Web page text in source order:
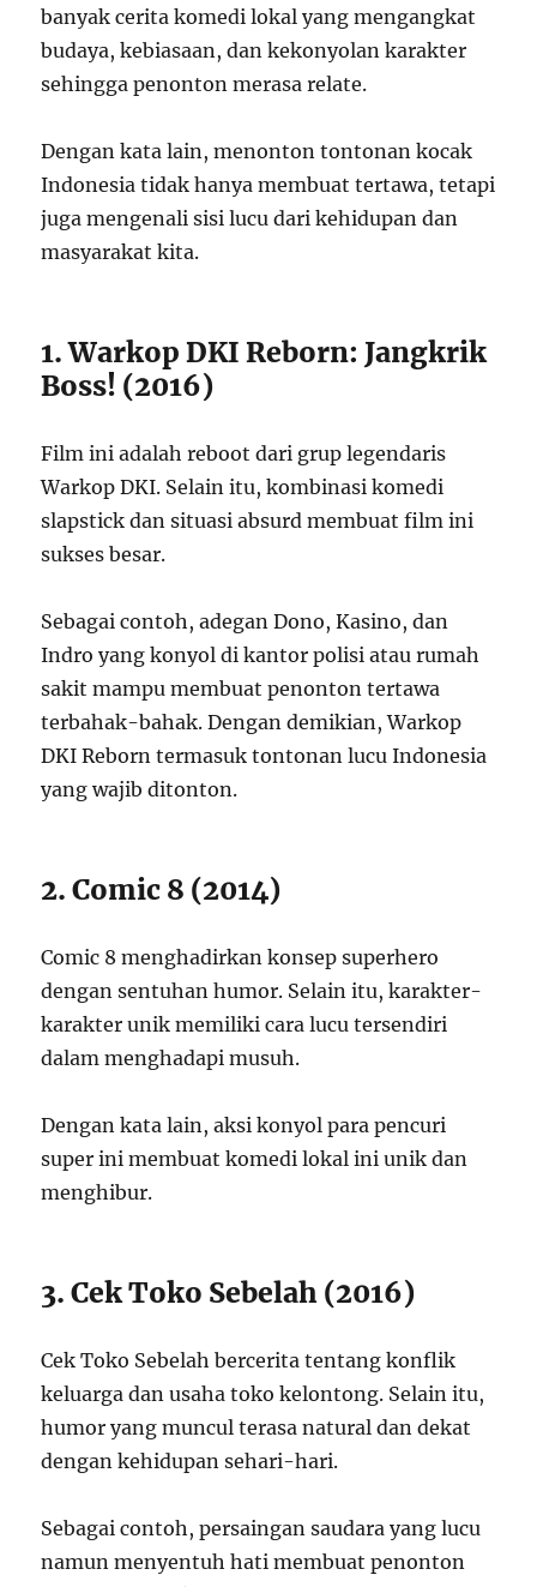
banyak cerita komedi lokal yang mengangkat
budaya, kebiasaan, dan kekonyolan karakter
sehingga penonton merasa relate.
Dengan kata lain, menonton tontonan kocak
Indonesia tidak hanya membuat tertawa, tetapi
juga mengenali sisi lucu dari kehidupan dan
masyarakat kita.
1. Warkop DKI Reborn: Jangkrik
Boss! (2016)
Film ini adalah reboot dari grup legendaris
Warkop DKI. Selain itu, kombinasi komedi
slapstick dan situasi absurd membuat film ini
sukses besar.
Sebagai contoh, adegan Dono, Kasino, dan
Indro yang konyol di kantor polisi atau rumah
sakit mampu membuat penonton tertawa
terbahak-bahak. Dengan demikian, Warkop
DKI Reborn termasuk tontonan lucu Indonesia
yang wajib ditonton.
2. Comic 8 (2014)
Comic 8 menghadirkan konsep superhero
dengan sentuhan humor. Selain itu, karakter-
karakter unik memiliki cara lucu tersendiri
dalam menghadapi musuh.
Dengan kata lain, aksi konyol para pencuri
super ini membuat komedi lokal ini unik dan
menghibur.
3. Cek Toko Sebelah (2016)
Cek Toko Sebelah bercerita tentang konflik
keluarga dan usaha toko kelontong. Selain itu,
humor yang muncul terasa natural dan dekat
dengan kehidupan sehari-hari.
Sebagai contoh, persaingan saudara yang lucu
namun menyentuh hati membuat penonton